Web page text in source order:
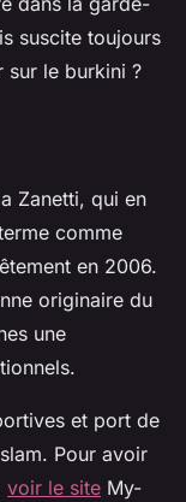
suscite toujours
sur le burkini ?
Zanetti, qui en
comme
en 2006.
originaire du
une
et port de
Pour avoir
voir le site My-